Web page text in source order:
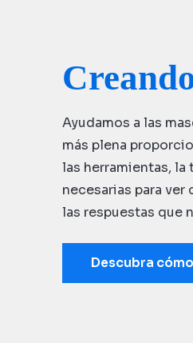
Ayudamos a las
más plena
las herramientas,
necesarias para
las respuestas que
Descubra